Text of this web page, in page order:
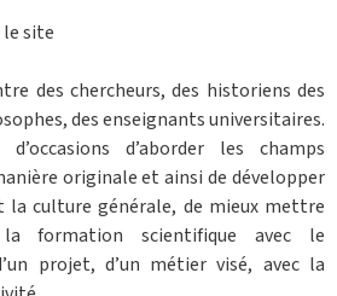
le site
des chercheurs, des historiens des
des enseignants universitaires.
d’aborder les champs
originale et ainsi de développer
la culture générale, de mieux mettre
formation scientifique avec le
projet, d’un métier visé, avec la